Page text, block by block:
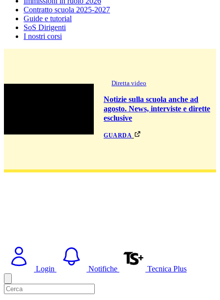
Contratto scuola 2025-2027
Guide e tutorial
SoS Dirigenti
I nostri corsi
Diretta video
Notizie sulla scuola anche ad
agosto. News, interviste e dirette
esclusive
guarda
Login Notifiche Tecnica Plus